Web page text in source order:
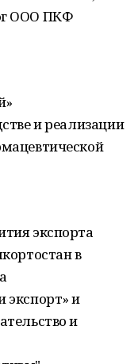
ООО ПКФ
и реализации
экспорта
в
экспорт» и
и